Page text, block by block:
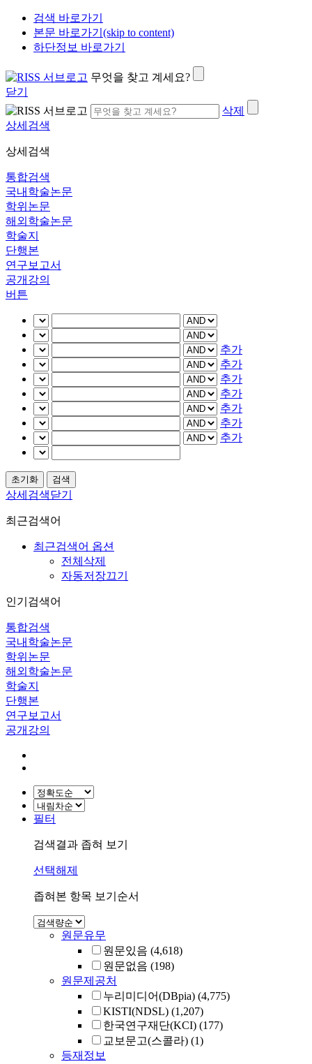
검색 바로가기
본문 바로가기(skip to content)
하단정보 바로가기
무엇을 찾고 계세요?
닫기
삭제
상세검색
상세검색
통합검색
국내학술논문
학위논문
해외학술논문
학술지
단행본
연구보고서
공개강의
버튼
추가
추가
추가
추가
추가
추가
추가
상세검색닫기
최근검색어
최근검색어 옵션
전체삭제
자동저장끄기
인기검색어
통합검색
국내학술논문
학위논문
해외학술논문
학술지
단행본
연구보고서
공개강의
필터
검색결과 좁혀 보기
선택해제
좁혀본 항목 보기순서
원문유무
원문있음 (4,618)
원문없음 (198)
원문제공처
누리미디어(DBpia) (4,775)
KISTI(NDSL) (1,207)
한국연구재단(KCI) (177)
교보문고(스콜라) (1)
등재정보